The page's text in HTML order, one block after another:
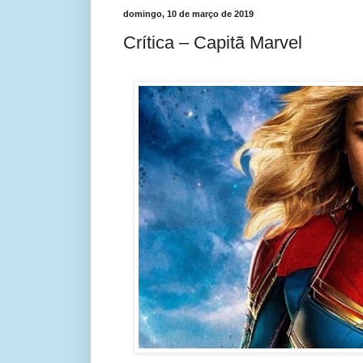
domingo, 10 de março de 2019
Crítica – Capitã Marvel